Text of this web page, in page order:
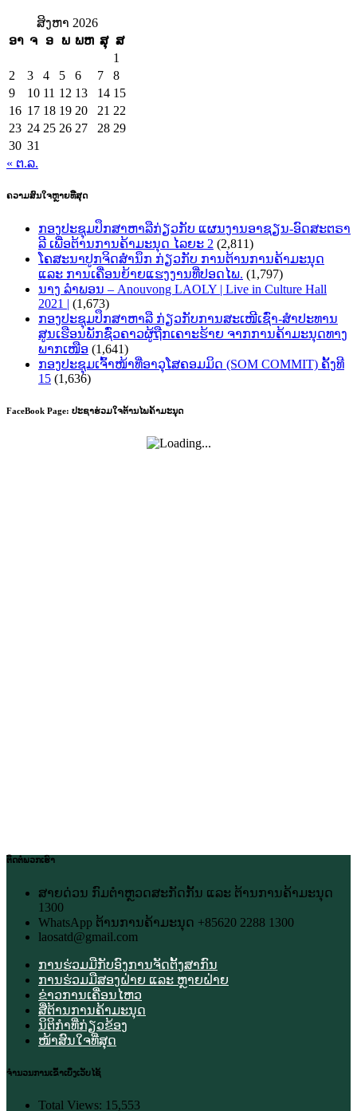
ສິງຫາ 2026
ອາ ຈ ອ ພ ພຫ ສຸ ສ
1
2
3 4 5 6 7
8
9
10 11 12 13 14 15
16 17 18 19 20 21 22
23 24 25 26 27 28 29
30 31
« ຕ.ລ.
ຄວາມສົນໃຈຫຼາຍທີີສຸດ
ກອງປະຊຸມປຶກສາຫາລືກ່ຽວກັບ ແຜນງານອາຊຽນ-ອົດສະຕຣາ
ລີ ເພື່ອຕ້ານການຄ້າມະນຸດ ໄລຍະ 2 (2,811)
ໂຄສະນາປູກຈິດສຳນຶກ ກ່ຽວກັບ ການຕ້ານການຄ້າມະນຸດ
ແລະ ການເຄື່ອນຍ້າຍແຮງງານທີ່ປອດໄພ. (1,797)
ນາງ ລຳພອນ – Anouvong LAOLY | Live in Culture Hall
2021 | (1,673)
ກອງປະຊຸມປຶກສາຫາລື ກ່ຽວກັບການສະເໜີເຊົ່າ-ສໍາປະທານ
ສູນເຮືອນພັກຊົ່ວຄາວຜູ້ຖືກເຄາະຮ້າຍ ຈາກການຄ້າມະນຸດທາງ
ພາກເໜືອ (1,641)
ກອງປະຊຸມເຈົ້າໜ້າທີ່ອາວຸໂສຄອມມິດ (SOM COMMIT) ຄັ້ງທີ
15 (1,636)
FaceBook Page: ປະຊາຮ່ວມໃຈຕ້ານໄພຄ້າມະນຸດ
ຕິດຕໍ່ພວກເຮົາ
ສາຍດ່ວນ ກົມຕຳຫຼວດສະກັດກັ້ນ ແລະ ຕ້ານການຄ້າມະນຸດ
1300
WhatsApp ຕ້ານການຄ້າມະນຸດ +85620 2288 1300
laosatd@gmail.com
ການຮ່ວມມືກັບອົງການຈັດຕັ້ງສາກົນ
ການຮ່ວມມືສອງຝ່າຍ ແລະ ຫຼາຍຝ່າຍ
ຂ່າວການເຄື່ອນໄຫວ
ສື່ຕ້ານການຄ້າມະນຸດ
ນິຕິກຳທີ່ກ່ຽວຂ້ອງ
ໜ້າສົນໃຈທີ່ສຸດ
ຈຳນວນການເຂົ້າເບິ່ງເວັບໄຊ້
Total Views: 15,553